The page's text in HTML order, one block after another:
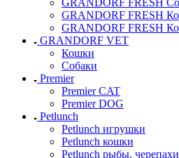
GRANDORF FRESH
GRANDORF FRESH
GRANDORF FRESH
GRANDORF VET
Кошки
Собаки
Premier
Premier CAT
Premier DOG
Petlunch
Petlunch игрушки
Petlunch кошки
Petlunch рыбы, черепахи